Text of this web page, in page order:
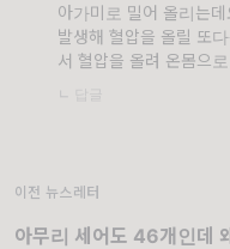
아가미로 밀어 올리는
발생해 혈압을 올릴 또
서 혈압을 올려 온몸으
ㄴ 답글
이전 뉴스레터
아무리 세어도 46개인데